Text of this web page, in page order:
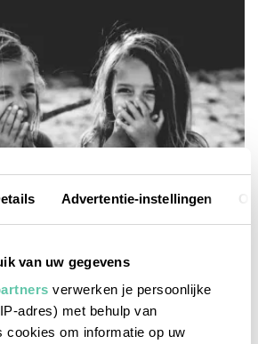
Advertentie-instellingen
van uw gegevens
verwerken je persoonlijke
adres) met behulp van
cookies om informatie op uw